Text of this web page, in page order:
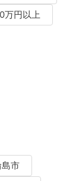
万円以上
市